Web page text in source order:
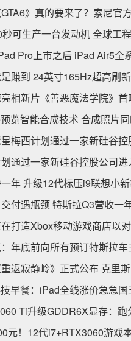
》真的要来了？索尼官
可生产一台发动机 全球工
Pro上市之后 iPad Air5全
赚到 24英寸165Hz超高刷
相新片《善恶魔法学院》
览智能合成技术 合成照片
梅西计划通过一家新硅谷
通过一家新硅谷控股公司
年 升级12代标压i9联想小
付遇瓶颈 特斯拉Q3营收一
打造Xbox移动游戏商店以
年底前向所有预订特斯拉
返寂静岭》正式公布 克里
早餐：iPad全线涨价急急
Ti升级GDDR6X显存：跑
元！12代i7+RTX3060游戏